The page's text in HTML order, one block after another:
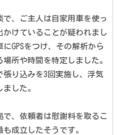
で、ご主人は自家用車を使っ
かけていることが疑われまし
GPSをつけ、その解析から
所や時間を特定しました。
張り込みを3回実施し、浮気
した。
で、依頼者は慰謝料を取るこ
も成立したそうです。